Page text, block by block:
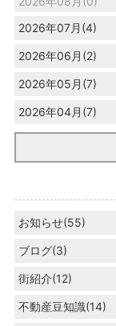
2026年07月(4)
2026年06月(2)
2026年05月(7)
2026年04月(7)
お知らせ(55)
ブログ(3)
街紹介(12)
不動産豆知識(14)